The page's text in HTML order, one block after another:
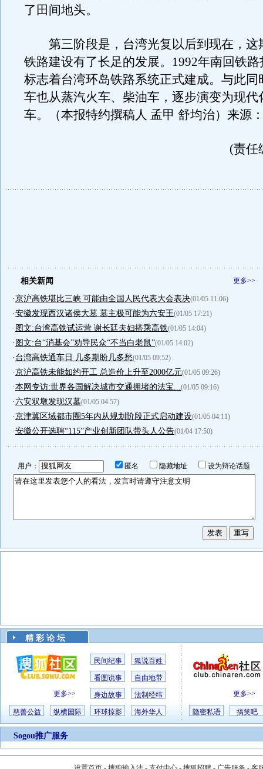
了田间地头。
第三阶段是，台湾光复以后到现在，这
铁路建设有了长足的发展。1992年南回铁
标志着台湾环岛铁路系统正式建成。与此同
车也从蒸汽火车、柴油车，逐步演变为现代
车。（本报特约撰稿人 孟甲 舒均治）来源
(责任
更多>>
相关新闻
·京沪高铁堪比三峡 可能由全国人民代表大会表决(01/05 11:06)
·安徽发现西汉诸侯大墓 墓主极可能为六安王(01/05 17:21)
·图文:台湾高铁试运营 谢长廷夫妇搭乘高铁(01/05 14:04)
·图文:台“消基会”劝导民众“不当白老鼠”(01/05 14:02)
·台湾高铁通车日 几多期盼几多愁(01/05 09:52)
·京沪高铁未能如约开工 总造价上升至2000亿元(01/05 09:26)
·本网专访:世界各国解决城市交通拥堵的法宝... (01/05 09:16)
·六安双墩发现汉墓(01/05 04:57)
·京津冀区域都市圈5年内从规划阶段正式启动建设(01/05 04:11)
·安徽公开选聘“115”产业创新团队带头人公告(01/04 17:50)
用户： 匿名 隐藏地址 设为辩论话题
精 彩 论 坛
更多>>
民间纪事 狐说百姓
看图说事 自由地带
身边故事 法制经纬
慈善公益 纵横国际 环球掠影 海外华人
更多>>
隐密私语 搞笑吧
Sogou推广服务